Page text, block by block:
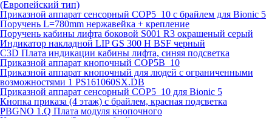
(Европейский тип)
Приказной аппарат сенсорный COP5_10 с брайлем для Bionic 5
Поручень L=780mm нержавейка + крепление
Поручень кабины лифта боковой S001 R3 окрашеный серый
Индикатор накладной LIP GS 300 H BSF черный
C3D Плата индикации кабины лифта, синяя подсветка
Приказной аппарат кнопочный COP5B_10
Приказной аппарат кнопочный для людей с ограниченными
возможностями 1 PS161060SX.DB
Приказной аппарат сенсорный COP5_10 для Bionic 5
Кнопка приказа (4 этаж) с брайлем, красная подсветка
PBGNO 1.Q Плата модуля кнопочного